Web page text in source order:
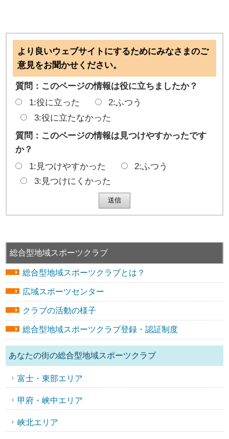
より良いウェブサイトにするためにみなさまのご
意見をお聞かせください。
質問：このページの情報は役に立ちましたか？
1:役に立った
2:ふつう
3:役に立たなかった
質問：このページの情報は見つけやすかったです
か？
1:見つけやすかった
2:ふつう
3:見つけにくかった
総合型地域スポーツクラブ
総合型地域スポーツクラブとは？
広域スポーツセンター
クラブの活動の様子
総合型地域スポーツクラブ登録・認証制度
あなたの街の総合型地域スポーツクラブ
富士・東部エリア
甲府・峡中エリア
峡北エリア